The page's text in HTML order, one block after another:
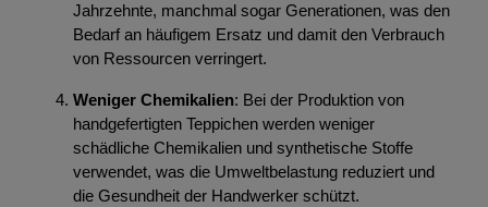
Jahrzehnte, manchmal sogar Generationen, was den
Bedarf an häufigem Ersatz und damit den Verbrauch
von Ressourcen verringert.
Weniger Chemikalien: Bei der Produktion von
handgefertigten Teppichen werden weniger
schädliche Chemikalien und synthetische Stoffe
verwendet, was die Umweltbelastung reduziert und
die Gesundheit der Handwerker schützt.